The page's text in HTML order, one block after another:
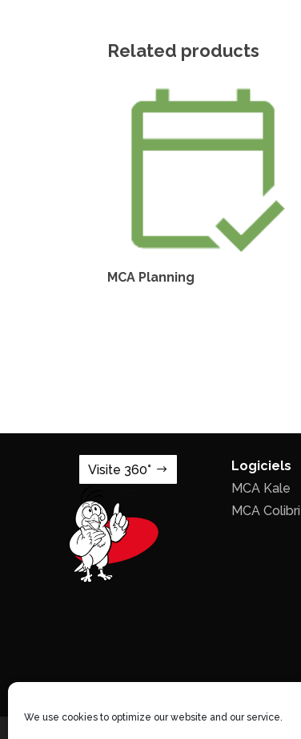
We use cookies to optimize our website and our service.
Related products
MCA Planning
Visite 360°
Logiciels
MCA Kale
MCA Colibri